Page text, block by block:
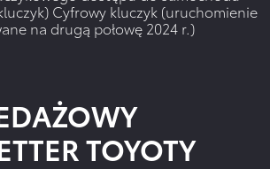
Cyfrowy kluczyk (uruchomienie
na drugą połowę 2024 r.)
TOYOTY